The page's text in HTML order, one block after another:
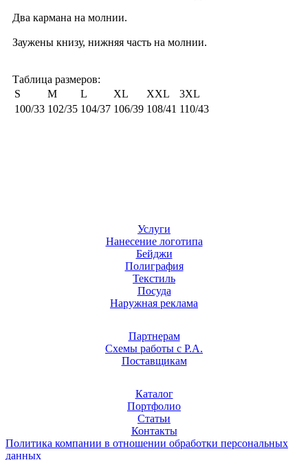
Два кармана на молнии.
Заужены книзу, нижняя часть на молнии.
Таблица размеров:
S
M L XL XXL
3XL
100/33 102/35 104/37 106/39 108/41 110/43
Услуги
Нанесение логотипа
Бейджи
Полиграфия
Текстиль
Посуда
Наружная реклама
Партнерам
Схемы работы с Р.А.
Поставщикам
Каталог
Портфолио
Статьи
Контакты
Политика компании в отношении обработки персональных
данных